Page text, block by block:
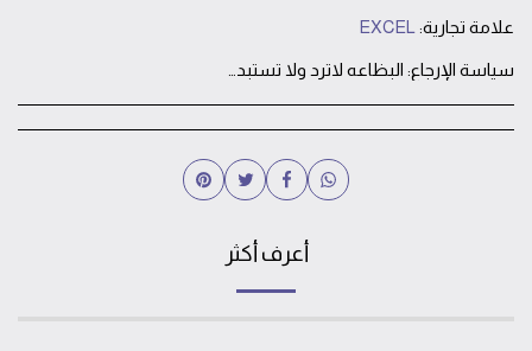
علامة تجارية: EXCEL
سياسة الإرجاع:البظاعه لاترد ولا تستبدل بعد خروجها من المحل الا في حالة وجود خلل فني في الساعه يتم استبدالها او صيانتها
أعرف أكثر